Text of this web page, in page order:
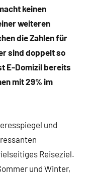
keinen
weiteren
die Zahlen für
sind doppelt so
E-Domizil bereits
mit 29% im
und
Reiseziel.
und Winter,